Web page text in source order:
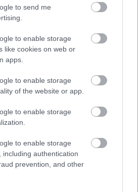
to send me
to enable storage
like cookies on web or
apps.
to enable storage
of the website or app.
to enable storage
to enable storage
including authentication
prevention, and other
a
intelligencia a
6. 18:55
hasznosul a